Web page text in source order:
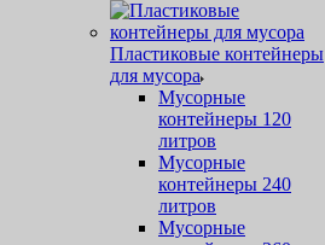
Пластиковые контейнеры
для мусора
Мусорные
контейнеры 120
литров
Мусорные
контейнеры 240
литров
Мусорные